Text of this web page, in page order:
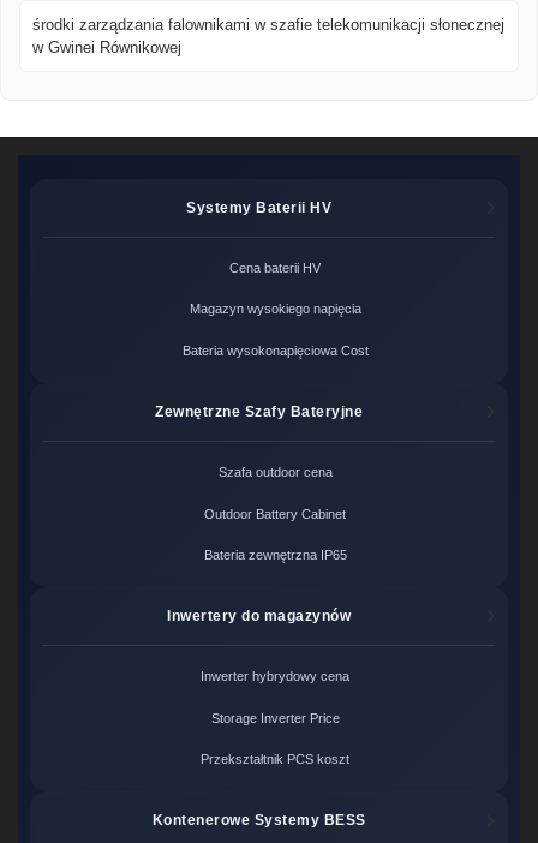
środki zarządzania falownikami w szafie telekomunikacji słonecznej
w Gwinei Równikowej
Systemy Baterii HV
Cena baterii HV
Magazyn wysokiego napięcia
Bateria wysokonapięciowa Cost
Zewnętrzne Szafy Bateryjne
Szafa outdoor cena
Outdoor Battery Cabinet
Bateria zewnętrzna IP65
Inwertery do magazynów
Inwerter hybrydowy cena
Storage Inverter Price
Przekształtnik PCS koszt
Kontenerowe Systemy BESS